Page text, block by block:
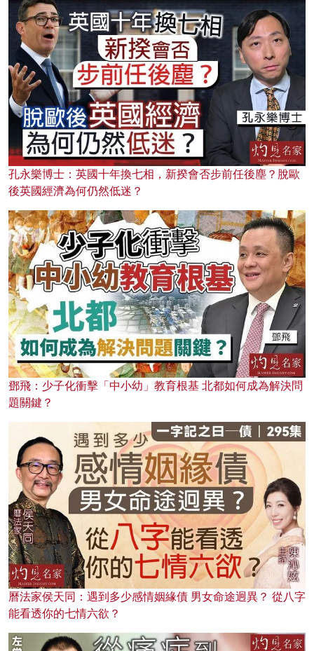
孔永樂博士：英國十年換七相，新揆會否步前任後塵？脫歐
後英國經濟為何仍然低迷？
鄧飛：少子化衝擊「中小幼」教育根基 北都如何成為解決問
題關鍵？
曆法家侯天同：遇到多少感情姻緣債 男女命途迥異？ 從八字
能看透你的七情六欲？